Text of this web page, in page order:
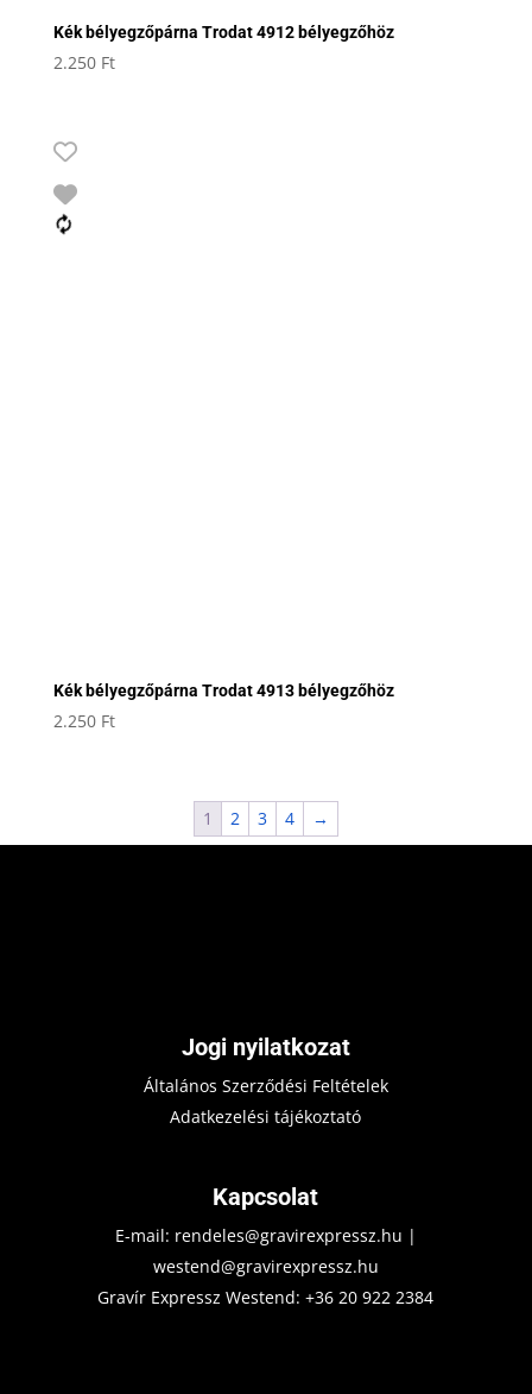
Kék bélyegzőpárna Trodat 4912 bélyegzőhöz
2.250 Ft
Kék bélyegzőpárna Trodat 4913 bélyegzőhöz
2.250 Ft
1 2 3 4 →
Jogi nyilatkozat
Általános Szerződési Feltételek
Adatkezelési tájékoztató
Kapcsolat
E-mail: rendeles@gravirexpressz.hu |
westend@gravirexpressz.hu
Gravír Expressz Westend:+36 20 922 2384